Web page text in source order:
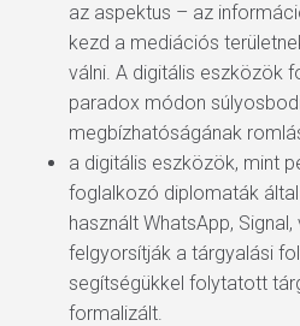
az aspektus – az
kezd a mediációs
válni. A digitális eszközök
paradox módon
megbízhatóságának
a digitális eszközök, mint
foglalkozó diplomaták
használt WhatsApp,
felgyorsítják a tárgyalási
segítségükkel folytatott
formalizált.